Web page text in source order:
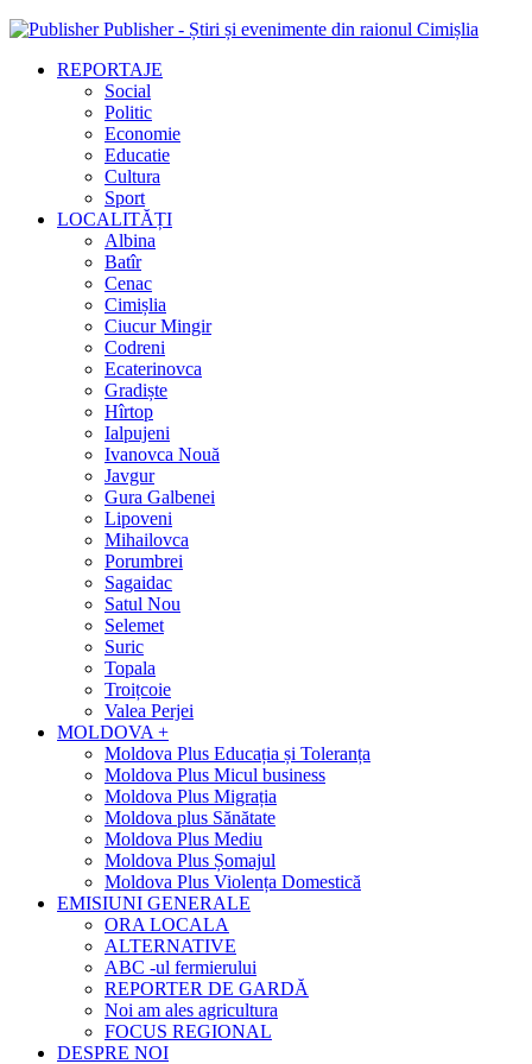
Publisher - Știri și evenimente din raionul Cimișlia
REPORTAJE
Social
Politic
Economie
Educatie
Cultura
Sport
LOCALITĂȚI
Albina
Batîr
Cenac
Cimișlia
Ciucur Mingir
Codreni
Ecaterinovca
Gradiște
Hîrtop
Ialpujeni
Ivanovca Nouă
Javgur
Gura Galbenei
Lipoveni
Mihailovca
Porumbrei
Sagaidac
Satul Nou
Selemet
Suric
Topala
Troițcoie
Valea Perjei
MOLDOVA +
Moldova Plus Educația și Toleranța
Moldova Plus Micul business
Moldova Plus Migrația
Moldova plus Sănătate
Moldova Plus Mediu
Moldova Plus Șomajul
Moldova Plus Violența Domestică
EMISIUNI GENERALE
ORA LOCALA
ALTERNATIVE
ABC -ul fermierului
REPORTER DE GARDĂ
Noi am ales agricultura
FOCUS REGIONAL
DESPRE NOI